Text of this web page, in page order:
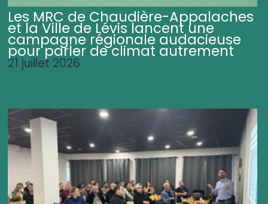
Les MRC de Chaudière-Appalaches
et la Ville de Lévis lancent une
campagne régionale audacieuse
pour parler de climat autrement
21 juillet 2026